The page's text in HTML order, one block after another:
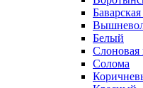
Белый
Слоновая
Солома